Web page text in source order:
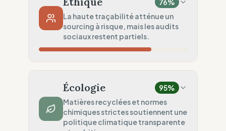
76%
La haute traçabilité atténue un
sourcing à risque, mais les audits
sociaux restent partiels.
Violations répétées (Pays mixtes)
Traçabilité
Liste publique Rangs 1 & 2
Écologie 95%
Matières recyclées et normes
chimiques strictes soutiennent une
politique climatique transparente